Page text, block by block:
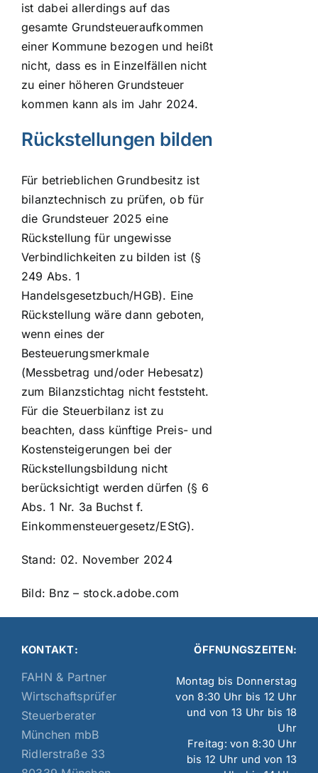
ist dabei allerdings auf das
gesamte Grundsteueraufkommen
einer Kommune bezogen und heißt
nicht, dass es in Einzelfällen nicht
zu einer höheren Grundsteuer
kommen kann als im Jahr 2024.
Rückstellungen bilden
Für betrieblichen Grundbesitz ist
bilanztechnisch zu prüfen, ob für
die Grundsteuer 2025 eine
Rückstellung für ungewisse
Verbindlichkeiten zu bilden ist (§
249 Abs. 1
Handelsgesetzbuch/HGB). Eine
Rückstellung wäre dann geboten,
wenn eines der
Besteuerungsmerkmale
(Messbetrag und/oder Hebesatz)
zum Bilanzstichtag nicht feststeht.
Für die Steuerbilanz ist zu
beachten, dass künftige Preis- und
Kostensteigerungen bei der
Rückstellungsbildung nicht
berücksichtigt werden dürfen (§ 6
Abs. 1 Nr. 3a Buchst f.
Einkommensteuergesetz/EStG).
Stand: 02. November 2024
Bild: Bnz – stock.adobe.com
KONTAKT:
FAHN & Partner
Wirtschaftsprüfer
Steuerberater
München mbB
Ridlerstraße 33
ÖFFNUNGSZEITEN:
Montag bis Donnerstag
von 8:30 Uhr bis 12 Uhr
und von 13 Uhr bis 18
Uhr
Freitag: von 8:30 Uhr
bis 12 Uhr und von 13